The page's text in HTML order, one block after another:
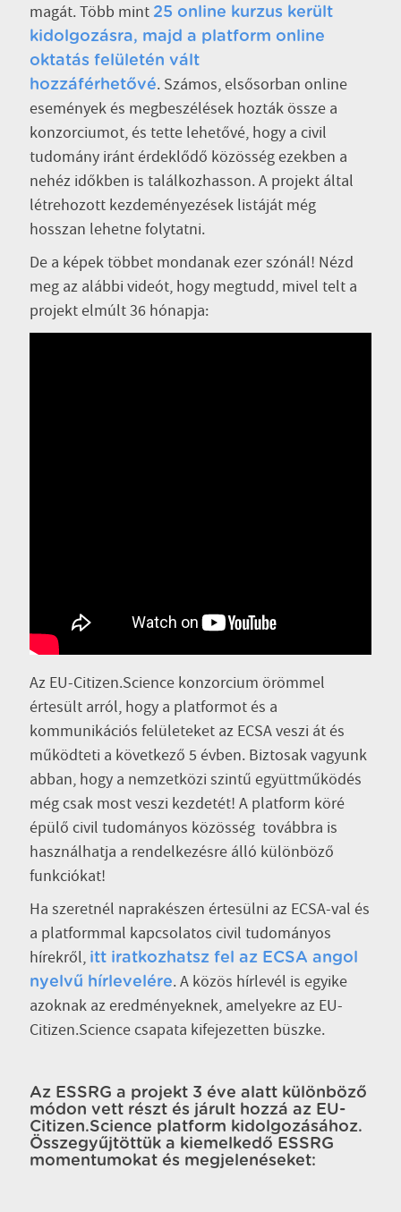
magát. Több mint 25 online kurzus került
kidolgozásra, majd a platform online
oktatás felületén vált
hozzáférhetővé. Számos, elsősorban online
események és megbeszélések hozták össze a
konzorciumot, és tette lehetővé, hogy a civil
tudomány iránt érdeklődő közösség ezekben a
nehéz időkben is találkozhasson. A projekt által
létrehozott kezdeményezések listáját még
hosszan lehetne folytatni.
De a képek többet mondanak ezer szónál! Nézd
meg az alábbi videót, hogy megtudd, mivel telt a
projekt elmúlt 36 hónapja:
Az EU-Citizen.Science konzorcium örömmel
értesült arról, hogy a platformot és a
kommunikációs felületeket az ECSA veszi át és
működteti a következő 5 évben. Biztosak vagyunk
abban, hogy a nemzetközi szintű együttműködés
még csak most veszi kezdetét! A platform köré
épülő civil tudományos közösség továbbra is
használhatja a rendelkezésre álló különböző
funkciókat!
Ha szeretnél naprakészen értesülni az ECSA-val és
a platformmal kapcsolatos civil tudományos
hírekről, itt iratkozhatsz fel az ECSA angol
nyelvű hírlevelére. A közös hírlevél is egyike
azoknak az eredményeknek, amelyekre az EU-
Citizen.Science csapata kifejezetten büszke.
Az ESSRG a projekt 3 éve alatt különböző
módon vett részt és járult hozzá az EU-
Citizen.Science platform kidolgozásához.
Összegyűjtöttük a kiemelkedő ESSRG
momentumokat és megjelenéseket: